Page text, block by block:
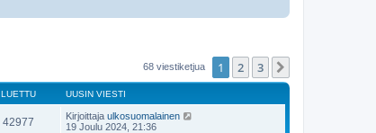
68 viestiketjua 1 2 3
LUETTU UUSIN VIESTI
42977 Kirjoittaja ulkosuomalainen
19 Joulu 2024, 21:36